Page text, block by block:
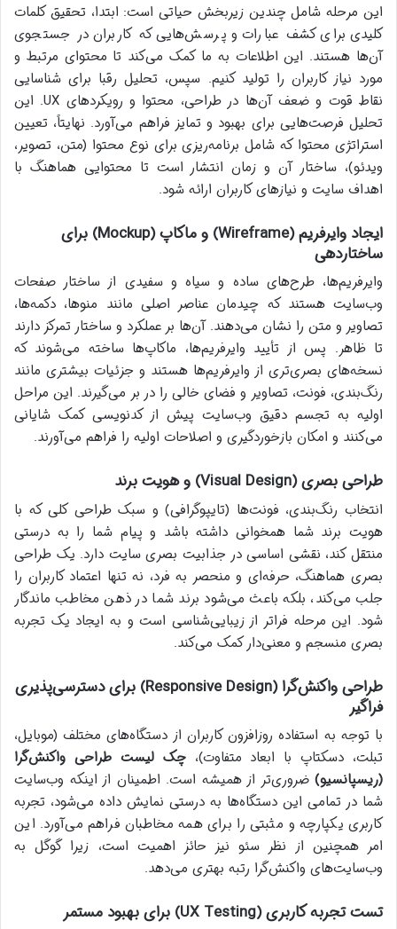
این مرحله شامل چندین زیربخش حیاتی است: ابتدا، تحقیق کلمات
کلیدی برای کشف عبارات و پرسش‌هایی که کاربران در جستجوی
آن‌ها هستند. این اطلاعات به ما کمک می‌کند تا محتوای مرتبط و
مورد نیاز کاربران را تولید کنیم. سپس، تحلیل رقبا برای شناسایی
نقاط قوت و ضعف آن‌ها در طراحی، محتوا و رویکردهای UX. این
تحلیل فرصت‌هایی برای بهبود و تمایز فراهم می‌آورد. نهایتاً، تعیین
استراتژی محتوا که شامل برنامه‌ریزی برای نوع محتوا (متن، تصویر،
ویدئو)، ساختار آن و زمان انتشار است تا محتوایی هماهنگ با
اهداف سایت و نیازهای کاربران ارائه شود.
ایجاد وایرفریم (Wireframe) و ماکاپ (Mockup) برای
ساختاردهی
وایرفریم‌ها، طرح‌های ساده و سیاه و سفیدی از ساختار صفحات
وب‌سایت هستند که چیدمان عناصر اصلی مانند منوها، دکمه‌ها،
تصاویر و متن را نشان می‌دهند. آن‌ها بر عملکرد و ساختار تمرکز دارند
تا ظاهر. پس از تأیید وایرفریم‌ها، ماکاپ‌ها ساخته می‌شوند که
نسخه‌های بصری‌تری از وایرفریم‌ها هستند و جزئیات بیشتری مانند
رنگ‌بندی، فونت، تصاویر و فضای خالی را در بر می‌گیرند. این مراحل
اولیه به تجسم دقیق وب‌سایت پیش از کدنویسی کمک شایانی
می‌کنند و امکان بازخوردگیری و اصلاحات اولیه را فراهم می‌آورند.
طراحی بصری (Visual Design) و هویت برند
انتخاب رنگ‌بندی، فونت‌ها (تایپوگرافی) و سبک طراحی کلی که با
هویت برند شما همخوانی داشته باشد و پیام شما را به درستی
منتقل کند، نقشی اساسی در جذابیت بصری سایت دارد. یک طراحی
بصری هماهنگ، حرفه‌ای و منحصر به فرد، نه تنها اعتماد کاربران را
جلب می‌کند، بلکه باعث می‌شود برند شما در ذهن مخاطب ماندگار
شود. این مرحله فراتر از زیبایی‌شناسی است و به ایجاد یک تجربه
بصری منسجم و معنی‌دار کمک می‌کند.
طراحی واکنش‌گرا (Responsive Design) برای دسترسی‌پذیری
فراگیر
با توجه به استفاده روزافزون کاربران از دستگاه‌های مختلف (موبایل،
تبلت، دسکتاپ با ابعاد متفاوت)،چک لیست طراحی واکنش‌گرا
(ریسپانسیو) ضروری‌تر از همیشه است. اطمینان از اینکه وب‌سایت
شما در تمامی این دستگاه‌ها به درستی نمایش داده می‌شود، تجربه
کاربری یکپارچه و مثبتی را برای همه مخاطبان فراهم می‌آورد. این
امر همچنین از نظر سئو نیز حائز اهمیت است، زیرا گوگل به
وب‌سایت‌های واکنش‌گرا رتبه بهتری می‌دهد.
تست تجربه کاربری (UX Testing) برای بهبود مستمر